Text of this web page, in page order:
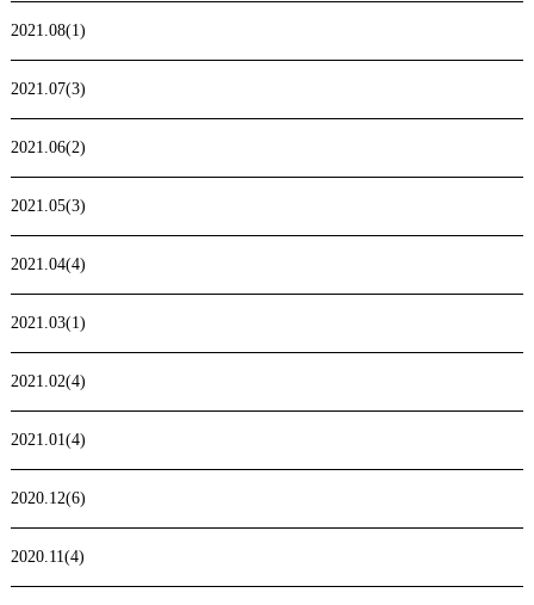
2021.08(1)
2021.07(3)
2021.06(2)
2021.05(3)
2021.04(4)
2021.03(1)
2021.02(4)
2021.01(4)
2020.12(6)
2020.11(4)